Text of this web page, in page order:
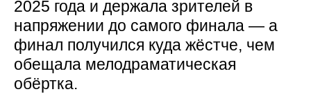
2025 года и держала зрителей в
напряжении до самого финала — а
финал получился куда жёстче, чем
обещала мелодраматическая
обёртка.